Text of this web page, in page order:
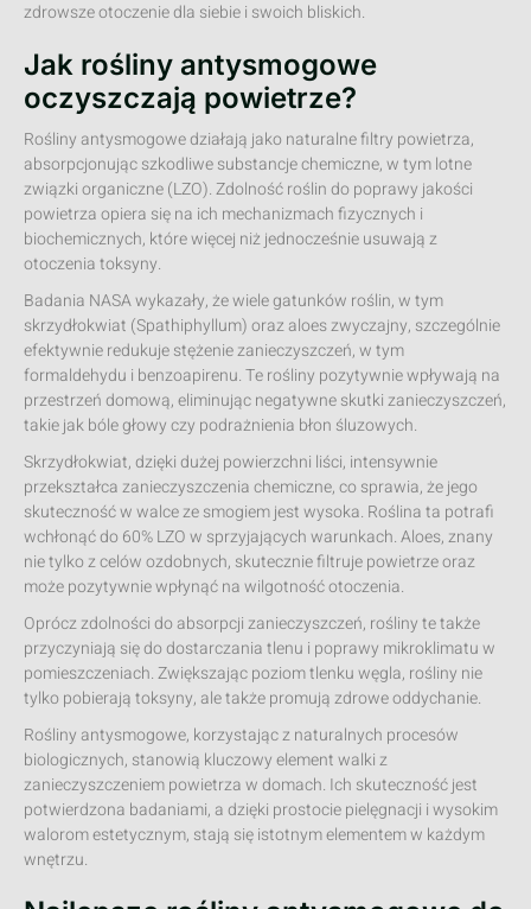
zdrowsze otoczenie dla siebie i swoich bliskich.
Jak rośliny antysmogowe
oczyszczają powietrze?
Rośliny antysmogowe działają jako naturalne filtry powietrza,
absorpcjonując szkodliwe substancje chemiczne, w tym lotne
związki organiczne (LZO). Zdolność roślin do poprawy jakości
powietrza opiera się na ich mechanizmach fizycznych i
biochemicznych, które więcej niż jednocześnie usuwają z
otoczenia toksyny.
Badania NASA wykazały, że wiele gatunków roślin, w tym
skrzydłokwiat (Spathiphyllum) oraz aloes zwyczajny, szczególnie
efektywnie redukuje stężenie zanieczyszczeń, w tym
formaldehydu i benzoapirenu. Te rośliny pozytywnie wpływają na
przestrzeń domową, eliminując negatywne skutki zanieczyszczeń,
takie jak bóle głowy czy podrażnienia błon śluzowych.
Skrzydłokwiat, dzięki dużej powierzchni liści, intensywnie
przekształca zanieczyszczenia chemiczne, co sprawia, że jego
skuteczność w walce ze smogiem jest wysoka. Roślina ta potrafi
wchłonąć do 60% LZO w sprzyjających warunkach. Aloes, znany
nie tylko z celów ozdobnych, skutecznie filtruje powietrze oraz
może pozytywnie wpłynąć na wilgotność otoczenia.
Oprócz zdolności do absorpcji zanieczyszczeń, rośliny te także
przyczyniają się do dostarczania tlenu i poprawy mikroklimatu w
pomieszczeniach. Zwiększając poziom tlenku węgla, rośliny nie
tylko pobierają toksyny, ale także promują zdrowe oddychanie.
Rośliny antysmogowe, korzystając z naturalnych procesów
biologicznych, stanowią kluczowy element walki z
zanieczyszczeniem powietrza w domach. Ich skuteczność jest
potwierdzona badaniami, a dzięki prostocie pielęgnacji i wysokim
walorom estetycznym, stają się istotnym elementem w każdym
wnętrzu.